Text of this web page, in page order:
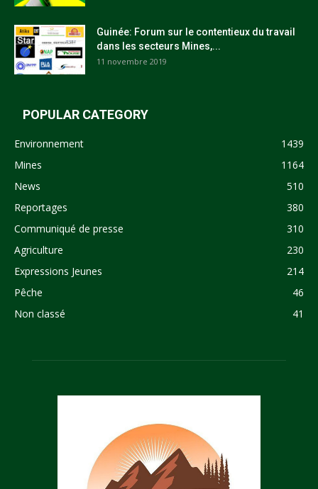
Guinée: Forum sur le contentieux du travail
dans les secteurs Mines,...
11 novembre 2019
POPULAR CATEGORY
Environnement
1439
Mines
1164
News
510
Reportages
380
Communiqué de presse
310
Agriculture
230
Expressions Jeunes
214
Pêche
46
Non classé
41